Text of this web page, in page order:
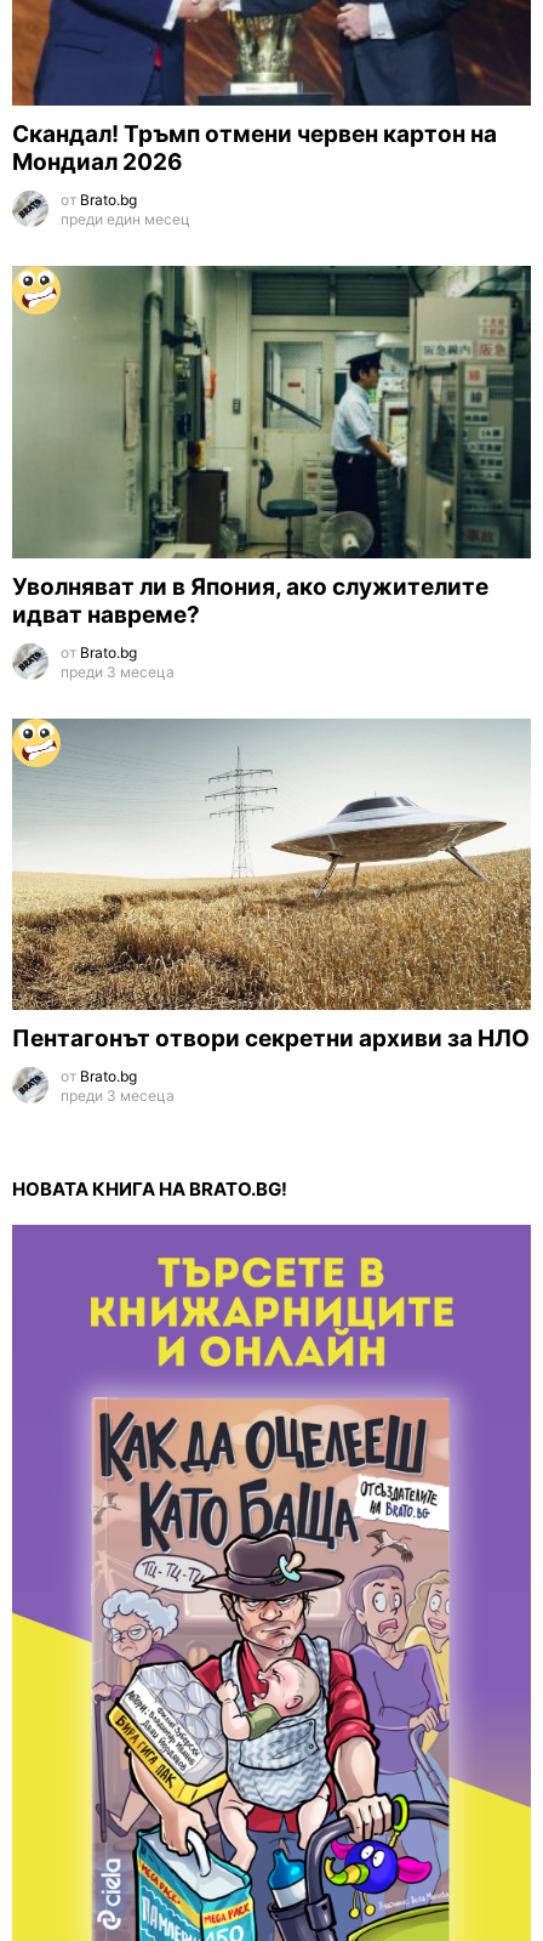
Скандал! Тръмп отмени червен картон на
Мондиал 2026
от Brato.bg
преди един месец
Уволняват ли в Япония, ако служителите
идват навреме?
от Brato.bg
преди 3 месеца
Пентагонът отвори секретни архиви за НЛО
от Brato.bg
преди 3 месеца
НОВАТА КНИГА НА BRATO.BG!